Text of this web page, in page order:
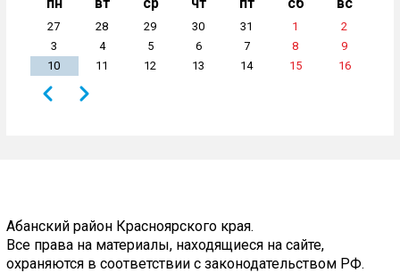
27 28 29 30 31 1
2
3
4 5 6 7 8
9
10
11 12 13 14 15 16
Назад Вперёд
Абанский район Красноярского края.
Все права на материалы, находящиеся на сайте,
охраняются в соответствии с законодательством РФ.